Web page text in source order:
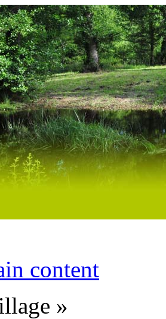
content
»